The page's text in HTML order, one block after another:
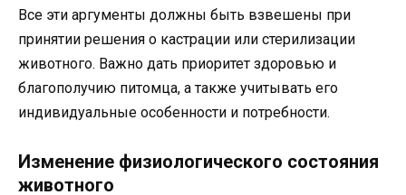
Все эти аргументы должны быть взвешены при
принятии решения о кастрации или стерилизации
животного. Важно дать приоритет здоровью и
благополучию питомца, а также учитывать его
индивидуальные особенности и потребности.
Изменение физиологического состояния
животного